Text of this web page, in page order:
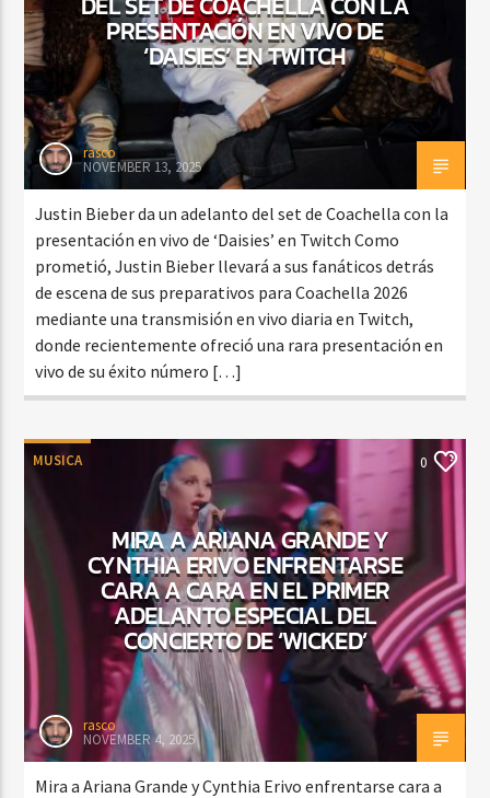
PRESENTACIÓN EN VIVO DE
‘DAISIES’ EN TWITCH
rasco
NOVEMBER 13, 2025
Justin Bieber da un adelanto del set de Coachella con la
presentación en vivo de ‘Daisies’ en Twitch Como
prometió, Justin Bieber llevará a sus fanáticos detrás
de escena de sus preparativos para Coachella 2026
mediante una transmisión en vivo diaria en Twitch,
donde recientemente ofreció una rara presentación en
vivo de su éxito número […]
MUSICA 0
MIRA A ARIANA GRANDE Y
CYNTHIA ERIVO ENFRENTARSE
CARA A CARA EN EL PRIMER
ADELANTO ESPECIAL DEL
CONCIERTO DE ‘WICKED’
rasco
NOVEMBER 4, 2025
Mira a Ariana Grande y Cynthia Erivo enfrentarse cara a